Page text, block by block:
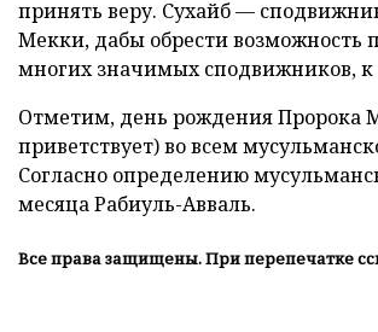
принять веру. Сухайб —
Мекки, дабы обрести возможность
многих значимых сподвижников, к
Отметим, день рождения Пророка
приветствует) во всем
Согласно определению
месяца Рабиуль-Авваль.
Все права защищены. При перепечатке